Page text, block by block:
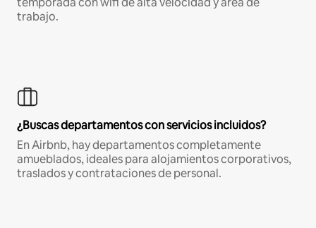
trabajo.
¿Buscas departamentos con servicios incluidos?
En Airbnb, hay departamentos completamente
amueblados, ideales para alojamientos corporativos,
traslados y contrataciones de personal.